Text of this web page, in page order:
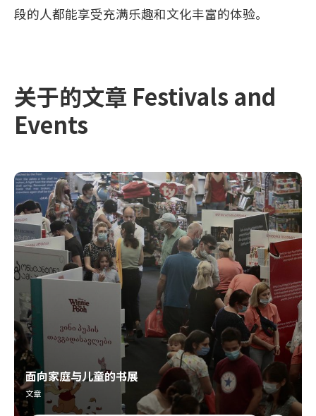
段的人都能享受充满乐趣和文化丰富的体验。
关于的文章 Festivals and
Events
面向家庭与儿童的书展
文章